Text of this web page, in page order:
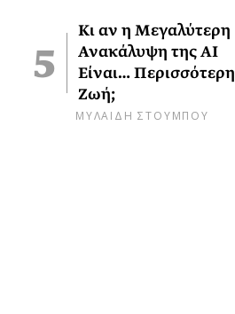
Κι αν η Μεγαλύτερη
Ανακάλυψη της AI
Είναι… Περισσότερη
Ζωή;
ΜΥΛΑΙΔΗ ΣΤΟΥΜΠΟΥ